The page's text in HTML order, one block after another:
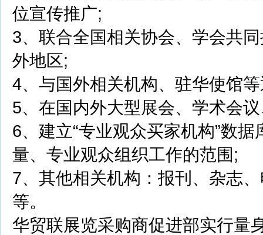
位宣传推广;
3、联合全国相关协会、学会共
外地区;
4、与国外相关机构、驻华使馆
5、在国内外大型展会、学术会
6、建立“专业观众买家机构”数
量、专业观众组织工作的范围;
7、其他相关机构：报刊、杂志
等。
华贸联展览采购商促进部实行量